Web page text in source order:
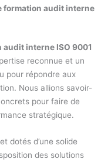
formation audit interne
interne ISO 9001
reconnue et un
pour répondre aux
Nous allions savoir-
pour faire de
stratégique.
dotés d’une solide
des solutions